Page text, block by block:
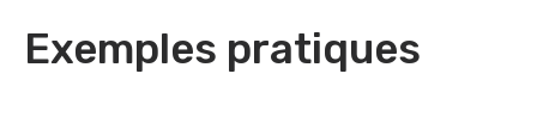
Exemples pratiques